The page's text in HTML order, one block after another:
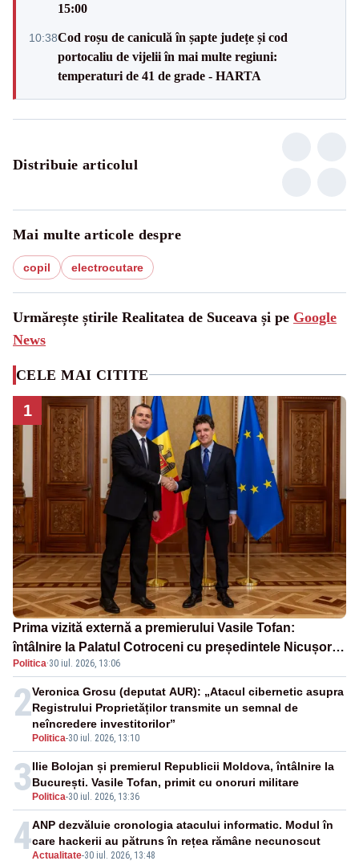
15:00
10:38Cod roșu de caniculă în șapte județe și cod
portocaliu de vijelii în mai multe regiuni:
temperaturi de 41 de grade - HARTA
Distribuie articolul
Mai multe articole despre
copil electrocutare
Urmărește știrile Realitatea de Suceava și pe Google
News
CELE MAI CITITE
1
Prima vizită externă a premierului Vasile Tofan:
întâlnire la Palatul Cotroceni cu președintele Nicușor
Dan
Politica·30 iul. 2026, 13:06
2
Politica-30 iul. 2026, 13:10
Veronica Grosu (deputat AUR): „Atacul cibernetic asupra
Registrului Proprietăților transmite un semnal de
neîncredere investitorilor”
3 Politica-30 iul. 2026, 13:36
Ilie Bolojan și premierul Republicii Moldova, întâlnire la
București. Vasile Tofan, primit cu onoruri militare
4Actualitate-30 iul. 2026, 13:48
ANP dezvăluie cronologia atacului informatic. Modul în
care hackerii au pătruns în rețea rămâne necunoscut